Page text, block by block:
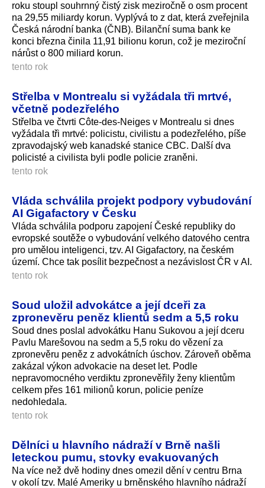
roku stoupl souhrnný čistý zisk meziročně o osm procent
na 29,55 miliardy korun. Vyplývá to z dat, která zveřejnila
Česká národní banka (ČNB). Bilanční suma bank ke
konci března činila 11,91 bilionu korun, což je meziroční
nárůst o 800 miliard ko­run.
tento rok
Střelba v Montrealu si vyžádala tři mrtvé,
včetně podezřelého
Střelba ve čtvrti Côte-des-Neiges v Montrealu si dnes
vyžádala tři mrtvé: policistu, civilistu a podezřelého, píše
zpravodajský web kanadské stanice CBC. Další dva
policisté a civilista byli podle policie zraněni.
tento rok
Vláda schválila projekt podpory vybudování
AI Gigafactory v Česku
Vláda schválila podporu zapojení České republiky do
evropské soutěže o vybudování velkého datového centra
pro umělou inteligenci, tzv. AI Gigafactory, na českém
území. Chce tak posílit bezpečnost a nezávislost ČR v AI.
tento rok
Soud uložil advokátce a její dceři za
zpronevěru peněz klientů sedm a 5,5 roku
Soud dnes poslal advokátku Hanu Sukovou a její dceru
Pavlu Marešovou na sedm a 5,5 roku do vězení za
zpronevěru peněz z advokátních úschov. Zároveň oběma
zakázal výkon advokacie na deset let. Podle
nepravomocného verdiktu zpronevěřily ženy klientům
celkem přes 161 milionů korun, policie peníze
nedohledala.
tento rok
Dělníci u hlavního nádraží v Brně našli
leteckou pumu, stovky evakuovaných
Na více než dvě hodiny dnes omezil dění v centru Brna
v okolí tzv. Malé Ameriky u brněnského hlavního nádraží